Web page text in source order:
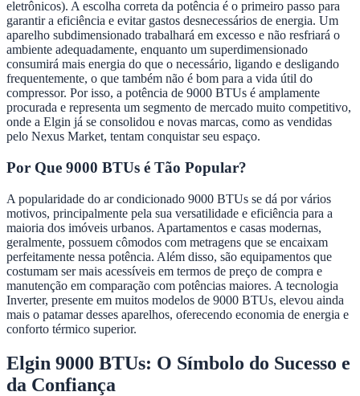
eletrônicos). A escolha correta da potência é o primeiro passo para
garantir a eficiência e evitar gastos desnecessários de energia. Um
aparelho subdimensionado trabalhará em excesso e não resfriará o
ambiente adequadamente, enquanto um superdimensionado
consumirá mais energia do que o necessário, ligando e desligando
frequentemente, o que também não é bom para a vida útil do
compressor. Por isso, a potência de 9000 BTUs é amplamente
procurada e representa um segmento de mercado muito competitivo,
onde a Elgin já se consolidou e novas marcas, como as vendidas
pelo Nexus Market, tentam conquistar seu espaço.
Por Que 9000 BTUs é Tão Popular?
A popularidade do ar condicionado 9000 BTUs se dá por vários
motivos, principalmente pela sua versatilidade e eficiência para a
maioria dos imóveis urbanos. Apartamentos e casas modernas,
geralmente, possuem cômodos com metragens que se encaixam
perfeitamente nessa potência. Além disso, são equipamentos que
costumam ser mais acessíveis em termos de preço de compra e
manutenção em comparação com potências maiores. A tecnologia
Inverter, presente em muitos modelos de 9000 BTUs, elevou ainda
mais o patamar desses aparelhos, oferecendo economia de energia e
conforto térmico superior.
Elgin 9000 BTUs: O Símbolo do Sucesso e
da Confiança